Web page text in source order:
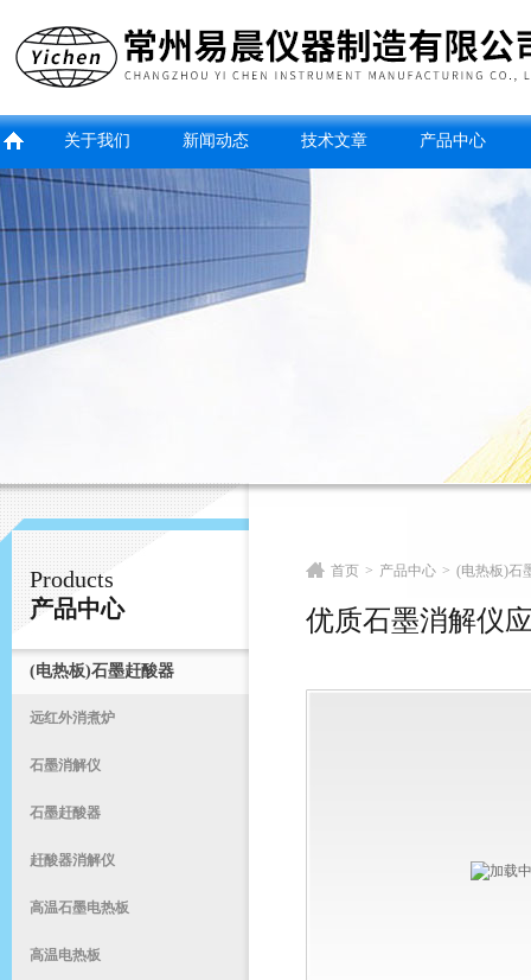
常州易晨仪器制造有限公司
关于我们 新闻动态 技术文章 产品中心
Products
产品中心
(电热板)石墨赶酸器
远红外消煮炉
石墨消解仪
石墨赶酸器
赶酸器消解仪
高温石墨电热板
高温电热板
首页 > 产品中心 > (电热板)石
优质石墨消解仪